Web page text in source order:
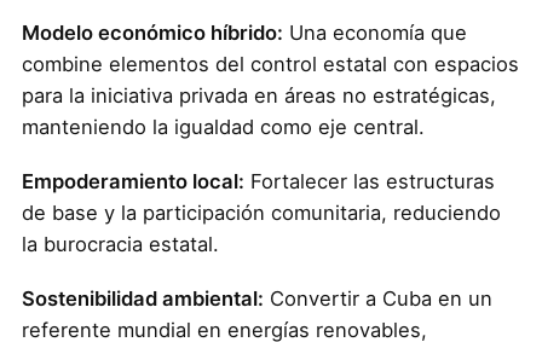
Modelo económico híbrido: Una economía que
combine elementos del control estatal con espacios
para la iniciativa privada en áreas no estratégicas,
manteniendo la igualdad como eje central.
Empoderamiento local: Fortalecer las estructuras
de base y la participación comunitaria, reduciendo
la burocracia estatal.
Sostenibilidad ambiental: Convertir a Cuba en un
referente mundial en energías renovables,